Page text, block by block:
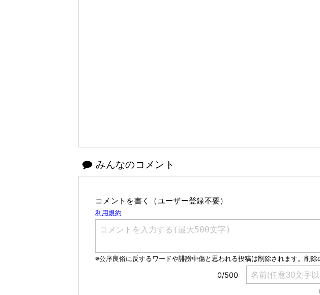
みんなのコメント
コメントを書く（ユーザー登録不要）